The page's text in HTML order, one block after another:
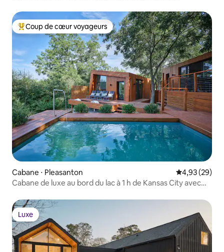
Coups de cœur voyageurs les plus appréciés
Coup de cœur voyageurs
Cabane ⋅ Pleasanton Évaluation
4,93 (29)
Cabane de luxe au bord du lac à 1 h de Kansas City avec
Luxe
Luxe